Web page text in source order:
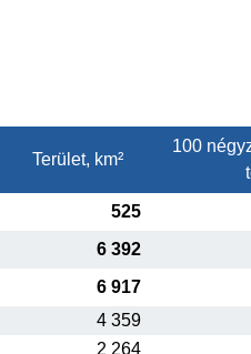
Terület, km²
100
525
6 392
6 917
4 359
2 264